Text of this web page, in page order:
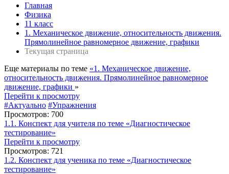
Главная
Физика
11 класс
1. Механическое движение, относительность движения.
Прямолинейное равномерное движение, графики
Текущая страница
Еще материалы по теме «1. Механическое движение,
относительность движения. Прямолинейное равномерное
движение, графики »
Перейти к просмотру
#Актуально #Упражнения
Просмотров: 700
1.1. Конспект для учителя по теме «Диагностическое
тестирование»
Перейти к просмотру
Просмотров: 721
1.2. Конспект для ученика по теме «Диагностическое
тестирование»